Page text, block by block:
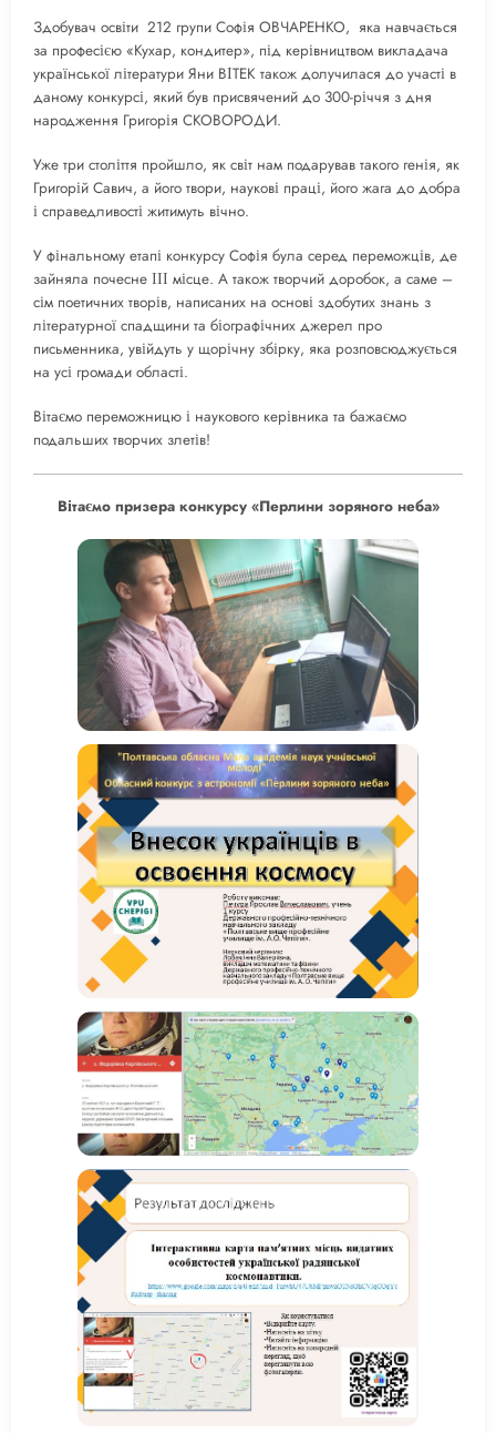
Здобувач освіти 212 групи Софія ОВЧАРЕНКО, яка навчається
за професією «Кухар, кондитер», під керівництвом викладача
української літератури Яни ВІТЕК також долучилася до участі в
даному конкурсі, який був присвячений до 300-річчя з дня
народження Григорія СКОВОРОДИ.
Уже три століття пройшло, як світ нам подарував такого генія, як
Григорій Савич, а його твори, наукові праці, його жага до добра
і справедливості житимуть вічно.
У фінальному етапі конкурсу Софія була серед переможців, де
зайняла почесне ІІІ місце. А також творчий доробок, а саме –
сім поетичних творів, написаних на основі здобутих знань з
літературної спадщини та біографічних джерел про
письменника, увійдуть у щорічну збірку, яка розповсюджується
на усі громади області.
Вітаємо переможницю і наукового керівника та бажаємо
подальших творчих злетів!
Вітаємо призера конкурсу «Перлини зоряного неба»